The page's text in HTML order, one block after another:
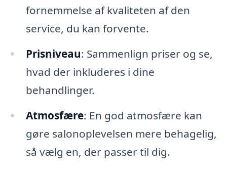
fornemmelse af kvaliteten af den
service, du kan forvente.
Prisniveau: Sammenlign priser og se,
hvad der inkluderes i dine
behandlinger.
Atmosfære: En god atmosfære kan
gøre salonoplevelsen mere behagelig,
så vælg en, der passer til dig.